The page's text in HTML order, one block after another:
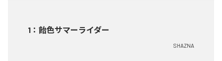
1 ： 飴色サマーライダー
SHAZNA